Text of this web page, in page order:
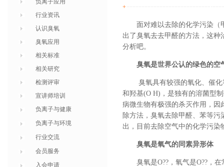
负离子应用
行业资讯
认识臭氧
臭氧应用
相关标准
相关研究
检测评审
宣讲师培训
负离子与健康
负离子与环境
行业交流
会员服务
入会申请
+
面对难以去除的化学污染（
出了臭氧去去甲醛的方法，这
分析吧。
臭氧是世界公认的绿色的空
臭氧具有较强的氧化、催
和羟基(O H)，是独有的溶菌型
病微生物有极强的杀灭作用，因
除方法，臭氧去除甲醛、苯等
出，目前去除空气中的化学污
臭氧是氧气的同素异形体
臭氧是O??，氧气是O??，